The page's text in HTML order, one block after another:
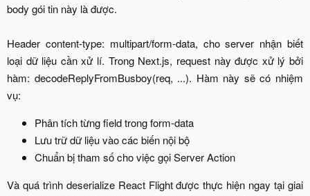
body gói tin này là được.
Header content-type: multipart/form-data, cho server nhận biết
loại dữ liệu cần xử lí. Trong Next.js, request này được xử lý bởi
hàm: decodeReplyFromBusboy(req, ...). Hàm này sẽ có nhiệm
vụ:​
Phân tích từng field trong form-data​
Lưu trữ dữ liệu vào các biến nội bộ​
Chuẩn bị tham số cho việc gọi Server Action​
Và quá trình deserialize React Flight được thực hiện ngay tại giai